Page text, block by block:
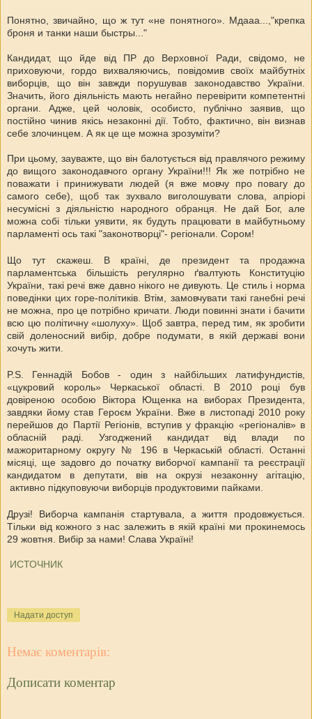
Понятно, звичайно, що ж тут «не понятного». Мдааа...,"крепка
броня и танки наши быстры..."
Кандидат, що йде від ПР до Верховної Ради, свідомо, не
приховуючи, гордо вихваляючись, повідомив своїх майбутніх
виборців, що він завжди порушував законодавство України.
Значить, його діяльність мають негайно перевірити компетентні
органи. Адже, цей чоловік, особисто, публічно заявив, що
постійно чинив якісь незаконні дії. Тобто, фактично, він визнав
себе злочинцем. А як це ще можна зрозуміти?
При цьому, зауважте, що він балотується від правлячого режиму
до вищого законодавчого органу України!!! Як же потрібно не
поважати і принижувати людей (я вже мовчу про повагу до
самого себе), щоб так зухвало виголошувати слова, апріорі
несумісні з діяльністю народного обранця. Не дай Бог, але
можна собі тільки уявити, як будуть працювати в майбутньому
парламенті ось такі "законотворці"- регіонали. Сором!
Що тут скажеш. В країні, де президент та продажна
парламентська більшість регулярно ґвалтують Конституцію
України, такі речі вже давно нікого не дивують. Це стиль і норма
поведінки цих горе-політиків. Втім, замовчувати такі ганебні речі
не можна, про це потрібно кричати. Люди повинні знати і бачити
всю цю політичну «шолуху». Щоб завтра, перед тим, як зробити
свій доленосний вибір, добре подумати, в якій державі вони
хочуть жити.
P.S. Геннадій Бобов - один з найбільших латифундистів,
«цукровий король» Черкаської області. В 2010 році був
довіреною особою Віктора Ющенка на виборах Президента,
завдяки йому став Героєм України. Вже в листопаді 2010 року
перейшов до Партії Регіонів, вступив у фракцію «регіоналів» в
обласній раді. Узгоджений кандидат від влади по
мажоритарному округу № 196 в Черкаській області. Останні
місяці , ще задовго до початку виборчої кампанії та реєстрації
кандидатом в депутати,
вів
на окрузі незаконну агітацію,
активно підкуповуючи виборців продуктовими пайками.
Друзі! Виборча кампанія стартувала, а життя продовжується.
Тільки від кожного з нас залежить в якій країні ми прокинемось
29 жовтня. Вибір за нами! Слава Україні!
ИСТОЧНИК
Надати доступ
Немає коментарів:
Дописати коментар